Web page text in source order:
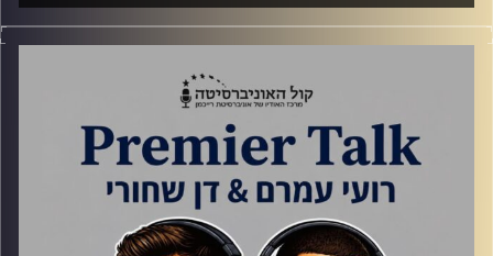
סיכום מחזור 34, ארסנל מתכוננת לחצי גמר ליגת האלופות
וסיטי נגד צ'לסי בגמר הגביע האנגלי.
Gemini